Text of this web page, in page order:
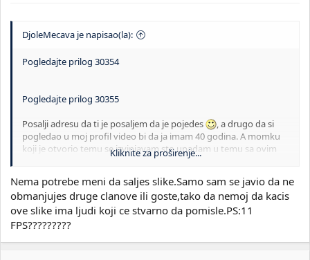
DjoleMecava je napisao(la):
Pogledajte prilog 30354
Pogledajte prilog 30355
Posalji adresu da ti je posaljem da je pojedes
, a drugo da si
pogledao u moj profil video bi da ja imam 40 godina. A momku
koji je otvorio temu se izvinjavam sto upadam u temu sa ovim
Kliknite za proširenje...
Nema potrebe meni da saljes slike.Samo sam se javio da ne
obmanjujes druge clanove ili goste,tako da nemoj da kacis
ove slike ima ljudi koji ce stvarno da pomisle.PS:11
FPS?????????